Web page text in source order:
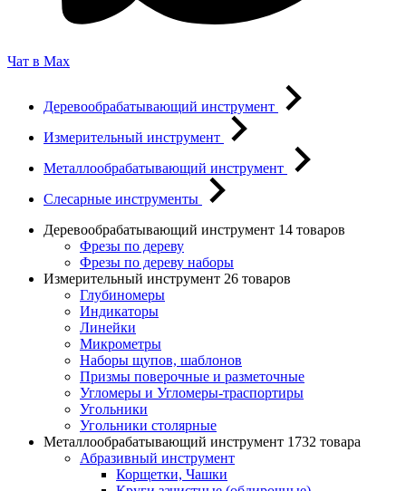
Чат в Max
Деревообрабатывающий инструмент
Измерительный инструмент
Металлообрабатывающий инструмент
Слесарные инструменты
Деревообрабатывающий инструмент 14 товаров
Фрезы по дереву
Фрезы по дереву наборы
Измерительный инструмент 26 товаров
Глубиномеры
Индикаторы
Линейки
Микрометры
Наборы щупов, шаблонов
Призмы поверочные и разметочные
Угломеры и Угломеры-траспортиры
Угольники
Угольники столярные
Металлообрабатывающий инструмент 1732 товара
Абразивный инструмент
Корщетки, Чашки